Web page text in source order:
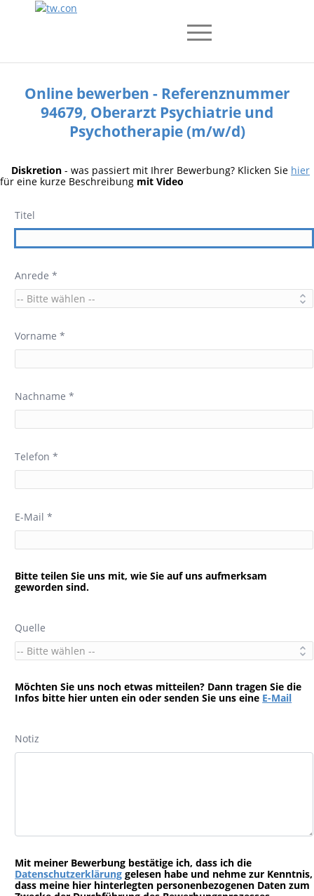
Online bewerben - Referenznummer
94679, Oberarzt Psychiatrie und
Psychotherapie (m/w/d)
Diskretion - was passiert mit Ihrer Bewerbung? Klicken Sie hier
für eine kurze Beschreibung mit Video
Titel
Anrede *
Vorname *
Nachname *
Telefon *
E-Mail *
Bitte teilen Sie uns mit, wie Sie auf uns aufmerksam
geworden sind.
Quelle
Möchten Sie uns noch etwas mitteilen? Dann tragen Sie die
Infos bitte hier unten ein oder senden Sie uns eine E-Mail
Notiz
Mit meiner Bewerbung bestätige ich, dass ich die
Datenschutzerklärung gelesen habe und nehme zur Kenntnis,
dass meine hier hinterlegten personenbezogenen Daten zum